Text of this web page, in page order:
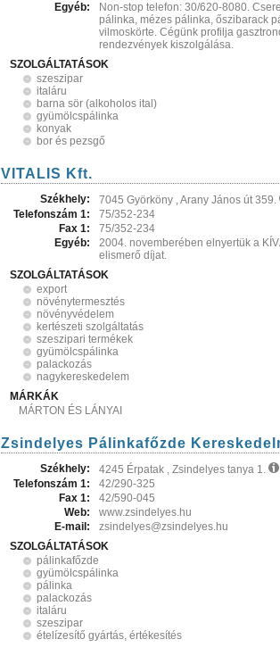
Egyéb:
Non-stop telefon: 30/620-8080.
pálinka, mézes pálinka, őszibarack
vilmoskörte. Cégünk profilja
rendezvények kiszolgálása.
SZOLGÁLTATÁSOK
szeszipar
italáru
barna sör (alkoholos ital)
gyümölcspálinka
konyak
bor és pezsgő
VITALIS Kft.
Székhely:
7045 Györköny , Arany János út 359.
Telefonszám 1:
75/352-234
Fax 1:
75/352-234
Egyéb:
2004. novemberében elnyertük a
elismerő díjat.
SZOLGÁLTATÁSOK
export
növénytermesztés
növényvédelem
kertészeti szolgáltatás
szeszipari termékek
gyümölcspálinka
palackozás
nagykereskedelem
MÁRKÁK
MÁRTON ÉS LÁNYAI
Zsindelyes Pálinkafőzde
Székhely:
4245 Érpatak , Zsindelyes tanya 1.
Telefonszám 1:
42/290-325
Fax 1:
42/590-045
Web:
www.zsindelyes.hu
E-mail:
zsindelyes@zsindelyes.hu
SZOLGÁLTATÁSOK
pálinkafőzde
gyümölcspálinka
pálinka
palackozás
italáru
szeszipar
ételízesítő gyártás, értékesítés